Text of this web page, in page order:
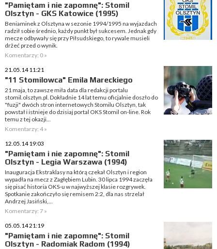
"Pamiętam i nie zapomnę": Stomil
Olsztyn - GKS Katowice (1995)
Beniaminek z Olsztyna w sezonie 1994/1995 na wyjazdach
radził sobie średnio, każdy punkt był sukcesem. Jednak gdy
mecze odbywały się przy Piłsudskiego, to rywale musieli
drżeć przed o wynik.
Komentarzy: 0 »
21.05.14 11:21
"11 Stomilowca" Emila Mareckiego
21 maja, to zawsze miła data dla redakcji portalu
stomil.olsztyn.pl. Dokładnie 14 lat temu oficjalnie doszło do
"fuzji" dwóch stron internetowych Stomilu Olsztyn, tak
powstał i istnieje do dzisiaj portal OKS Stomil on-line. Rok
temu z tej okazji...
Komentarzy: 4 »
12.05.14 19:03
"Pamiętam i nie zapomnę": Stomil
Olsztyn - Legia Warszawa (1994)
Inauguracja Ekstraklasy na którą czekał Olsztyn i region
wypadła na mecz z Zagłębiem Lubin. 30 lipca 1994 zaczęła
się pisać historia OKS-u w najwyższej klasie rozgrywek.
Spotkanie zakończyło się remisem 2:2, dla nas strzelał
Andrzej Jasiński,...
Komentarzy: 7 »
05.05.14 21:19
"Pamiętam i nie zapomnę": Stomil
Olsztyn - Radomiak Radom (1994)